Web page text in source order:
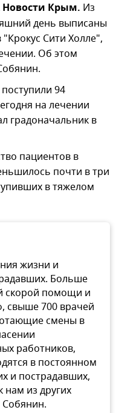
Крым. Из
день выписаны
Сити Холле",
Об этом
94
на лечении
градоначальник в
пациентов в
почти в три
в тяжелом
жизни и
Больше
скорой помощи и
свыше 700 врачей
смены в
работников,
в постоянном
и пострадавших,
нам из других
Собянин.